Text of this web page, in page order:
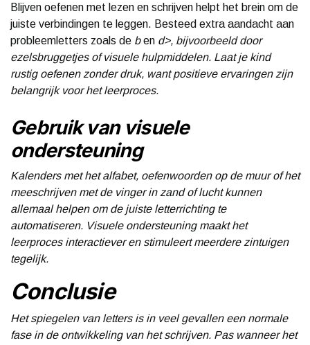
Blijven oefenen met lezen en schrijven helpt het brein om de
juiste verbindingen te leggen. Besteed extra aandacht aan
probleemletters zoals de ben d>, bijvoorbeeld door
ezelsbruggetjes of visuele hulpmiddelen. Laat je kind
rustig oefenen zonder druk, want positieve ervaringen zijn
belangrijk voor het leerproces.
Gebruik van visuele
ondersteuning
Kalenders met het alfabet, oefenwoorden op de muur of het
meeschrijven met de vinger in zand of lucht kunnen
allemaal helpen om de juiste letterrichting te
automatiseren. Visuele ondersteuning maakt het
leerproces interactiever en stimuleert meerdere zintuigen
tegelijk.
Conclusie
Het spiegelen van letters is in veel gevallen een normale
fase in de ontwikkeling van het schrijven. Pas wanneer het